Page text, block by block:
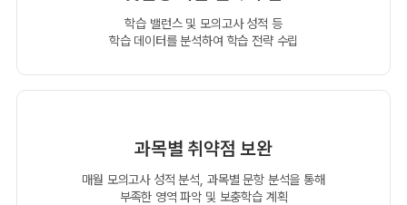
학습 밸런스 및 모의고사 성적 등
학습 데이터를 분석하여 학습 전략 수립
과목별 취약점 보완
매월 모의고사 성적 분석, 과목별 문항 분석을 통해
부족한 영역 파악 및 보충학습 계획